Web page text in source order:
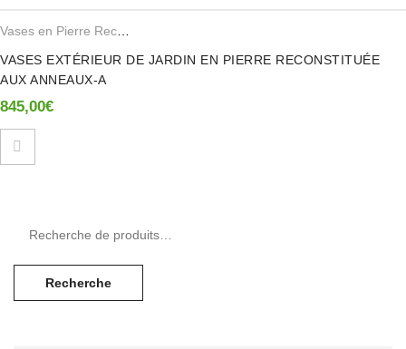
VASES EXTÉRIEUR DE JARDIN EN PIERRE RECONSTITUÉE
AUX ANNEAUX-A
845,00€
Recherche